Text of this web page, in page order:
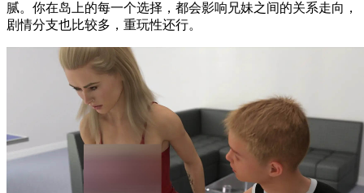
腻。你在岛上的每一个选择，都会影响兄妹之间的关系走向，
剧情分支也比较多，重玩性还行。